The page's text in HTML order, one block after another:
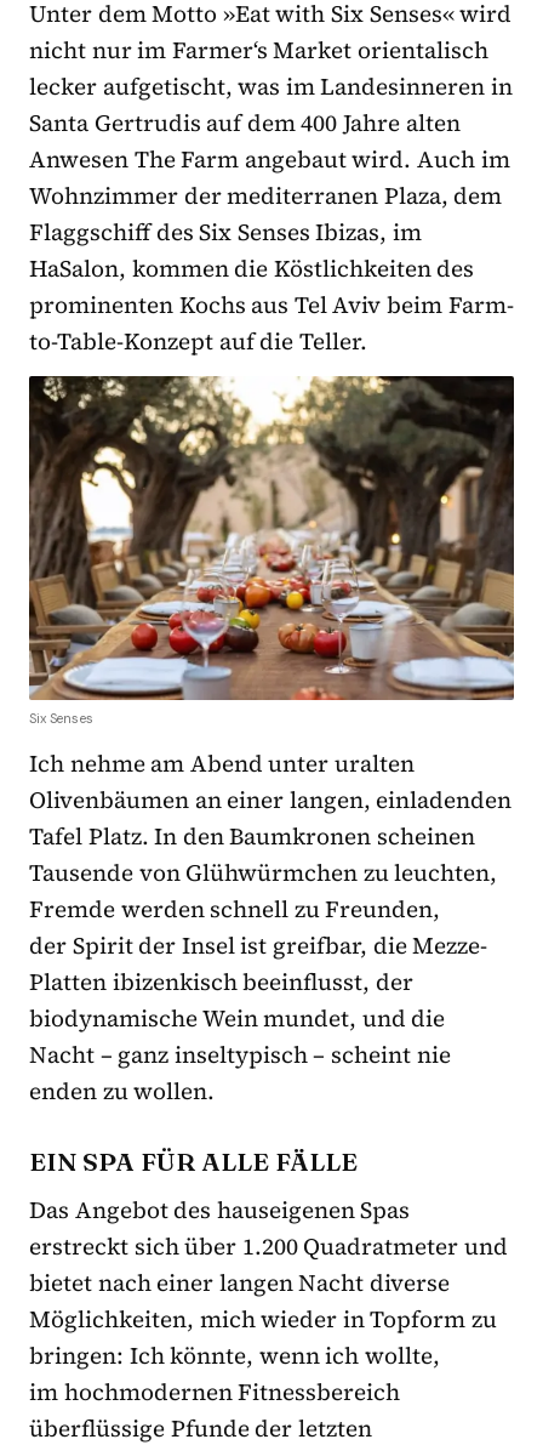
Unter dem Motto »Eat with Six Senses« wird
nicht nur im Farmer‘s Market orientalisch
lecker aufgetischt, was im Landesinneren in
Santa Gertrudis auf dem 400 Jahre alten
Anwesen The Farm angebaut wird. Auch im
Wohnzimmer der mediterranen Plaza, dem
Flaggschiff des Six Senses Ibizas, im
HaSalon, kommen die Köstlichkeiten des
prominenten Kochs aus Tel Aviv beim Farm-
to-Table-Konzept auf die Teller.
Six Senses
Ich nehme am Abend unter uralten
Olivenbäumen an einer langen, einladenden
Tafel Platz. In den Baumkronen scheinen
Tausende von Glühwürmchen zu leuchten,
Fremde werden schnell zu Freunden,
der Spirit der Insel ist greifbar, die Mezze-
Platten ibizenkisch beeinflusst, der
biodynamische Wein mundet, und die
Nacht – ganz inseltypisch – scheint nie
enden zu wollen.
EIN SPA FÜR ALLE FÄLLE
Das Angebot des hauseigenen Spas
erstreckt sich über 1.200 Quadratmeter und
bietet nach einer langen Nacht diverse
Möglichkeiten, mich wieder in Topform zu
bringen: Ich könnte, wenn ich wollte,
im hochmodernen Fitnessbereich
überflüssige Pfunde der letzten